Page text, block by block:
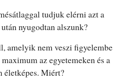
tudjuk elérni azt a
nyugodtan alszunk?
amelyik nem veszi figyelembe
az egyetemeken és a
életképes. Miért?